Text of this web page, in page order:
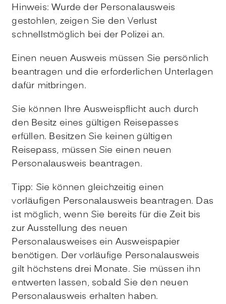
Hinweis: Wurde der Personalausweis
gestohlen, zeigen Sie den Verlust
schnellstmöglich bei der Polizei an.
Einen neuen Ausweis müssen Sie persönlich
beantragen und die erforderlichen Unterlagen
dafür mitbringen.
Sie können Ihre Ausweispflicht auch durch
den Besitz eines gültigen Reisepasses
erfüllen. Besitzen Sie keinen gültigen
Reisepass, müssen Sie einen neuen
Personalausweis beantragen.
Tipp: Sie können gleichzeitig einen
vorläufigen Personalausweis beantragen. Das
ist möglich, wenn Sie bereits für die Zeit bis
zur Ausstellung des neuen
Personalausweises ein Ausweispapier
benötigen. Der vorläufige Personalausweis
gilt höchstens drei Monate. Sie müssen ihn
entwerten lassen, sobald Sie den neuen
Personalausweis erhalten haben.